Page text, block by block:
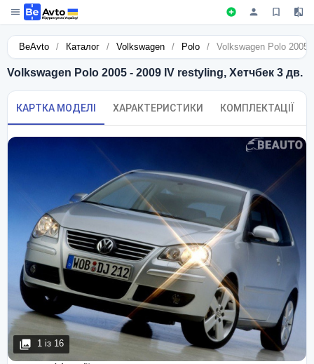
BeAvto / Каталог / Volkswagen / Polo / Volkswagen Polo 2005
Volkswagen Polo 2005 - 2009 IV restyling, Хетчбек 3 дв.
КАРТКА МОДЕЛІ ХАРАКТЕРИСТИКИ КОМПЛЕКТАЦІЇ
1 із 16